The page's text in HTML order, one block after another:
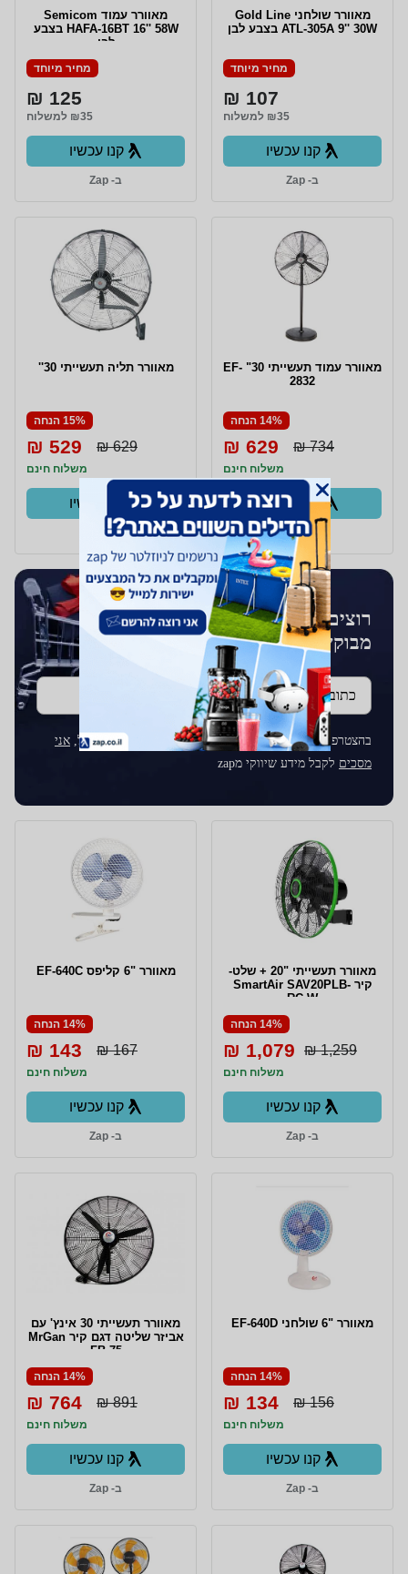
מאוורר שולחני Gold Line
ATL-305A 9'' 30W בצבע לבן
מחיר מיוחד
107 ₪
₪35 למשלוח
קנו עכשיו
ב- Zap
מאוורר עמוד Semicom
HAFA-16BT 16'' 58W בצבע
לבן
מחיר מיוחד
125 ₪
₪35 למשלוח
קנו עכשיו
ב- Zap
מאוורר עמוד תעשייתי 30" EF-
2832
14% הנחה
734 ₪
629 ₪
משלוח חינם
קנו עכשיו
ב- Zap
מאוורר תליה תעשייתי 30''
15% הנחה
629 ₪
529 ₪
משלוח חינם
קנו עכשיו
ב- Zap
רוצים לקבל עדכונים על מוצרים
מבוקשים?
כתובת דוא''ל
בהצטרפותך לרשימת התפוצה על ידי הכנסת כתובת הדוא"ל, אני
מסכים לקבל מידע שיווקי מzap
מאוורר תעשייתי "20 + שלט-
קיר SmartAir SAV20PLB-
RC-W
14% הנחה
1,259 ₪
1,079 ₪
משלוח חינם
קנו עכשיו
ב- Zap
מאוורר "6 קליפס EF-640C
14% הנחה
167 ₪
143 ₪
משלוח חינם
קנו עכשיו
ב- Zap
מאוורר "6 שולחני EF-640D
14% הנחה
156 ₪
134 ₪
משלוח חינם
קנו עכשיו
ב- Zap
מאוורר תעשייתי 30 אינץ' עם
אביזר שליטה דגם קיר MrGan
FB-75
14% הנחה
891 ₪
764 ₪
משלוח חינם
קנו עכשיו
ב- Zap